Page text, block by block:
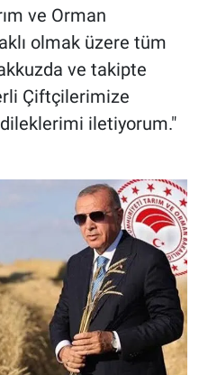
ve Orman
olmak üzere tüm
ve takipte
Çiftçilerimize
iletiyorum."